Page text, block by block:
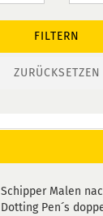
FILTERN
ZURÜCKSETZEN
Schipper Malen
Dotting Pen´s